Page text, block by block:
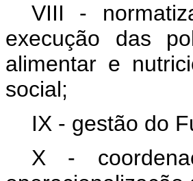
VIII -
execução das
alimentar e
social;
IX - gestão do
X -